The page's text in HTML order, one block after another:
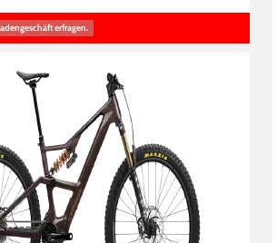
erfragen.